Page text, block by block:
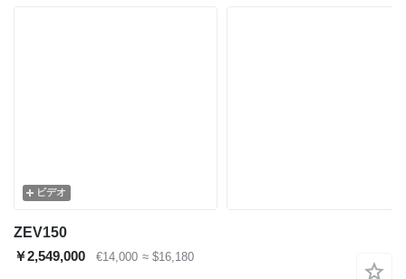
ビデオ
ZEV150
￥2,549,000
€14,000 ≈ $16,180